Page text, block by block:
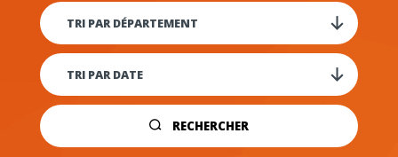
RECHERCHER